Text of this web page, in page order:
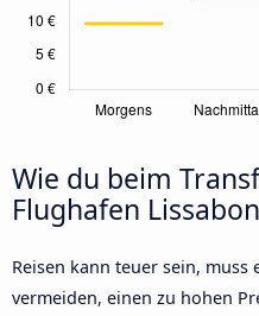
Wie du beim
Flughafen
Reisen kann teuer sein, muss
vermeiden, einen zu hohen